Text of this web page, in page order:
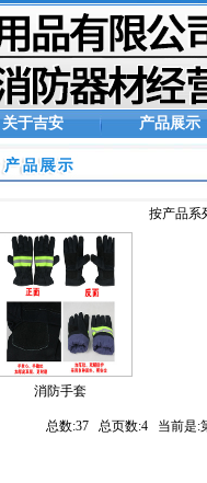
关于吉安 产品展示
按产品系
消防手套
总数:37 总页数:4 当前是: